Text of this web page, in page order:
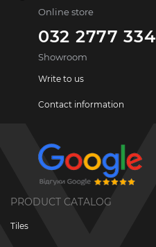
Online store
032 2777 334
Showroom
Write to us
Contact information
PRODUCT CATALOG
Tiles